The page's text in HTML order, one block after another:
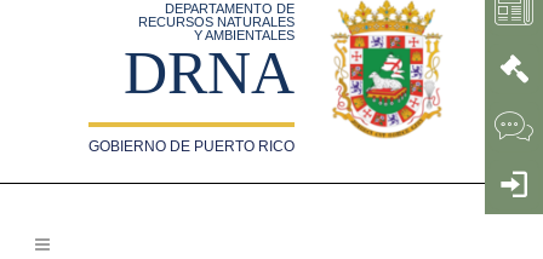
DEPARTAMENTO DE
RECURSOS NATURALES
Y AMBIENTALES
DRNA
GOBIERNO DE PUERTO RICO